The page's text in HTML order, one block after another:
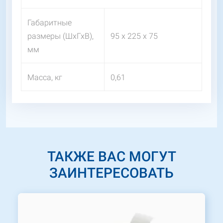
Габаритные
размеры (ШхГхВ),
мм
95 х 225 х 75
Масса, кг 0,61
ТАКЖЕ ВАС МОГУТ
ЗАИНТЕРЕСОВАТЬ